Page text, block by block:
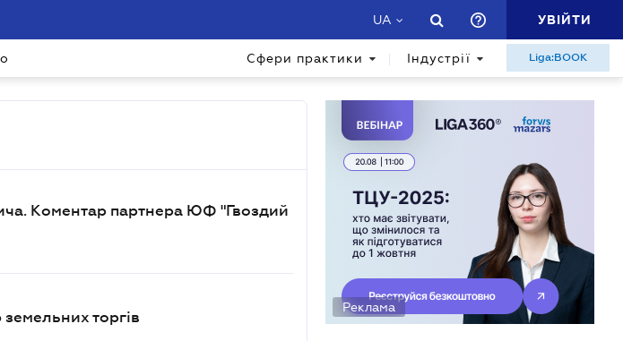
UA УВІЙТИ
Сфери практики Індустрії Liga:BOOK
Коментар партнера ЮФ "Гвоздий
торгів
Реклама